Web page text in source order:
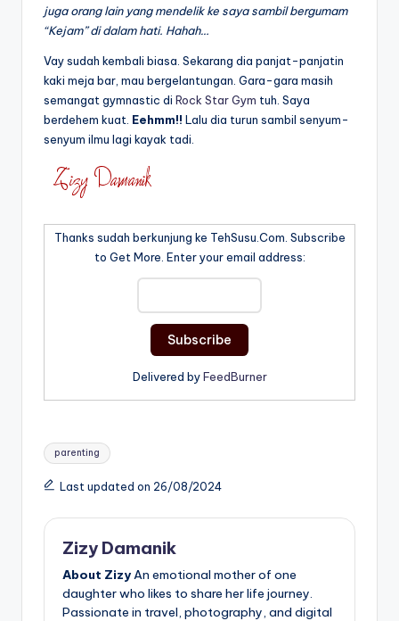
juga orang lain yang mendelik ke saya sambil bergumam
“Kejam” di dalam hati. Hahah…
Vay sudah kembali biasa. Sekarang dia panjat-panjatin
kaki meja bar, mau bergelantungan. Gara-gara masih
semangat gymnastic di Rock Star Gym tuh. Saya
berdehem kuat. Eehmm!! Lalu dia turun sambil senyum-
senyum ilmu lagi kayak tadi.
Thanks sudah berkunjung ke TehSusu.Com. Subscribe
to Get More. Enter your email address:
Delivered byFeedBurner
Tags:
parenting
Last updated on 26/08/2024
Zizy Damanik
About Zizy An emotional mother of one
daughter who likes to share her life journey.
Passionate in travel, photography, and digital